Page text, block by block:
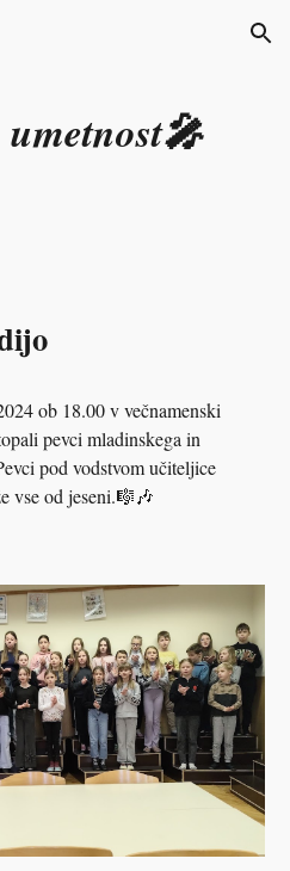
Skip to navigation
ob 18.00 v večnamenski
pevci mladinskega in
pod vodstvom učiteljice
vse od jeseni.🎼🎶